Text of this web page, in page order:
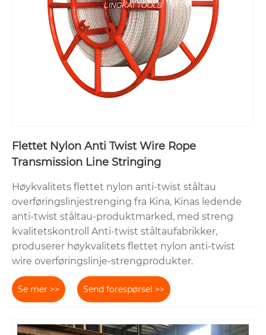
Flettet Nylon Anti Twist Wire Rope
Transmission Line Stringing
Høykvalitets flettet nylon anti-twist ståltau
overføringslinjestrenging fra Kina, Kinas ledende
anti-twist ståltau-produktmarked, med streng
kvalitetskontroll Anti-twist ståltaufabrikker,
produserer høykvalitets flettet nylon anti-twist
wire overføringslinje-strengprodukter.
Se mer >> Send forespørsel >>